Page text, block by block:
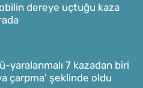
dereye uçtuğu kaza
yaralanmalı 7 kazadan biri
çarpma' şeklinde oldu